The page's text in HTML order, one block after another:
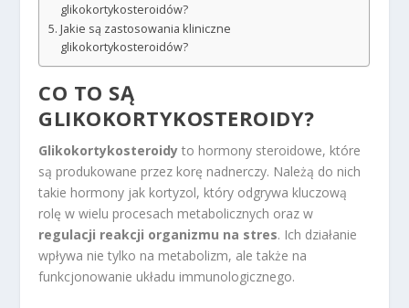
glikokortykosteroidów?
Jakie są zastosowania kliniczne
glikokortykosteroidów?
CO TO SĄ
GLIKOKORTYKOSTEROIDY?
Glikokortykosteroidy to hormony steroidowe, które
są produkowane przez korę nadnerczy. Należą do nich
takie hormony jak kortyzol, który odgrywa kluczową
rolę w wielu procesach metabolicznych oraz w
regulacji reakcji organizmu na stres. Ich działanie
wpływa nie tylko na metabolizm, ale także na
funkcjonowanie układu immunologicznego.